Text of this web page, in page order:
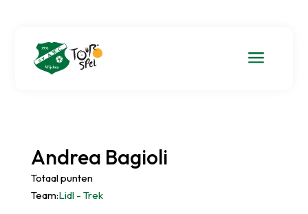
a
Andrea Bagioli
Totaal punten
Team:Lidl - Trek